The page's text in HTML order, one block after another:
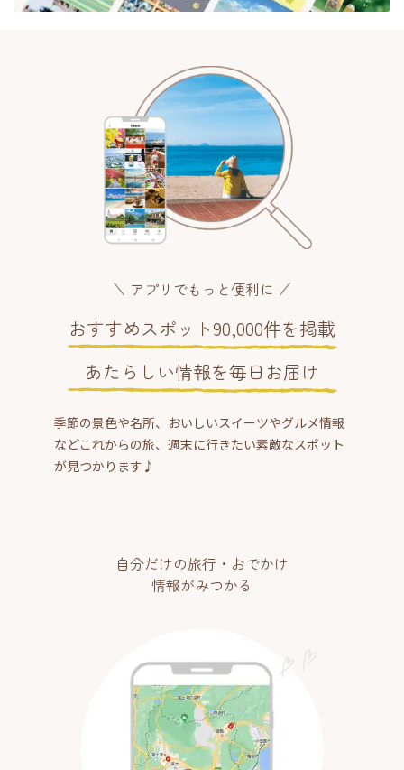
アプリでもっと便利に
おすすめスポット90,000件を掲載
あたらしい情報を毎日お届け
季節の景色や名所、おいしいスイーツやグルメ情報
などこれからの旅、週末に行きたい素敵なスポット
が見つかります♪
自分だけの旅行・おでかけ
情報がみつかる